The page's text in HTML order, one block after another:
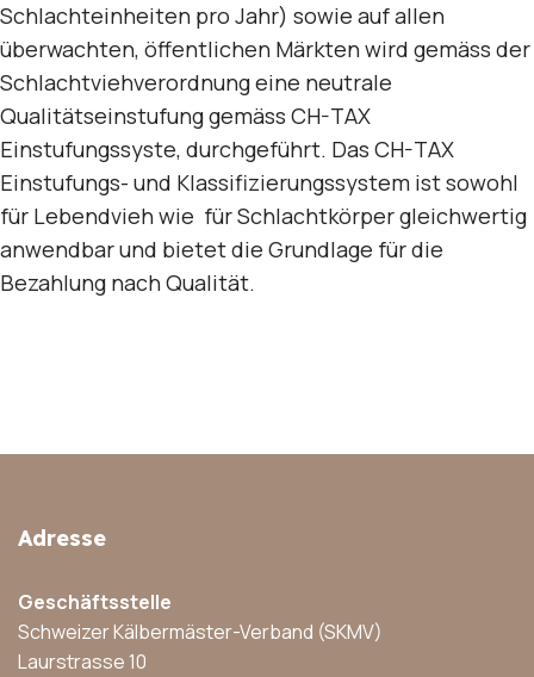
Schlachteinheiten pro Jahr) sowie auf allen
überwachten, öffentlichen Märkten wird gemäss der
Schlachtviehverordnung eine neutrale
Qualitätseinstufung gemäss CH-TAX
Einstufungssyste, durchgeführt. Das CH-TAX
Einstufungs- und Klassifizierungssystem ist sowohl
für Lebendvieh wie für Schlachtkörper gleichwertig
anwendbar und bietet die Grundlage für die
Bezahlung nach Qualität.
Adresse
Geschäftsstelle
Schweizer Kälbermäster-Verband (SKMV)
Laurstrasse 10